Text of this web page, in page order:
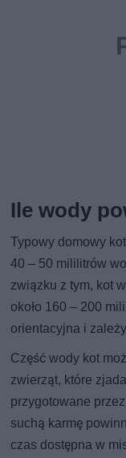
Ile wody
Typowy domowy
40 – 50 mililitrów
związku z tym, kot
około 160 – 200
orientacyjna i
Część wody kot
zwierząt, które
przygotowane
suchą karmę
czas dostępna w